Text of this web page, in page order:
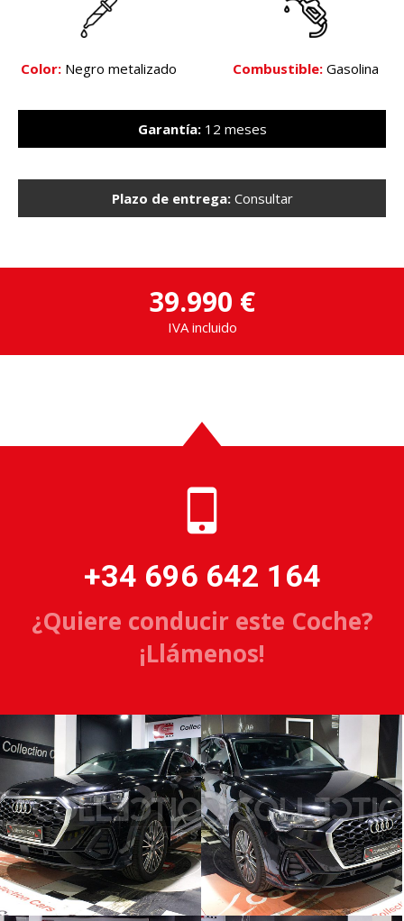
Color: Negro metalizado Combustible:Gasolina
Garantía:12 meses
Plazo de entrega:Consultar
39.990 €
IVA incluido
+34 696 642 164
¿Quiere conducir este Coche?
¡Llámenos!